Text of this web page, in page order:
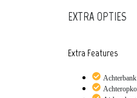
EXTRA OPTIES
Extra Features